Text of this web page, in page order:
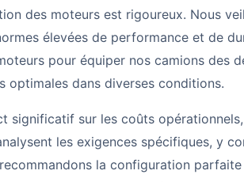
des moteurs est rigoureux. Nous
élevées de performance et de
pour équiper nos camions des
optimales dans diverses conditions.
significatif sur les coûts
les exigences spécifiques, y
la configuration